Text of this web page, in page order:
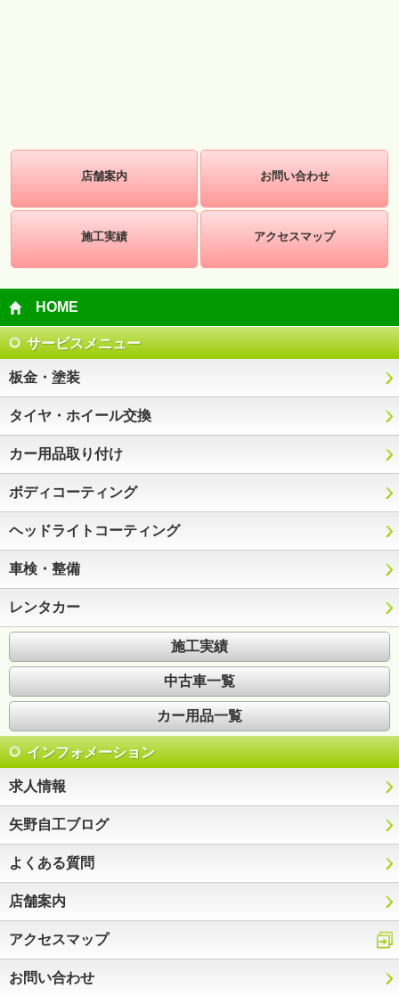
店舗案内 お問い合わせ
施工実績 アクセスマップ
HOME
サービスメニュー
板金・塗装
タイヤ・ホイール交換
カー用品取り付け
ボディコーティング
ヘッドライトコーティング
車検・整備
レンタカー
施工実績
中古車一覧
カー用品一覧
インフォメーション
求人情報
矢野自工ブログ
よくある質問
店舗案内
アクセスマップ
お問い合わせ